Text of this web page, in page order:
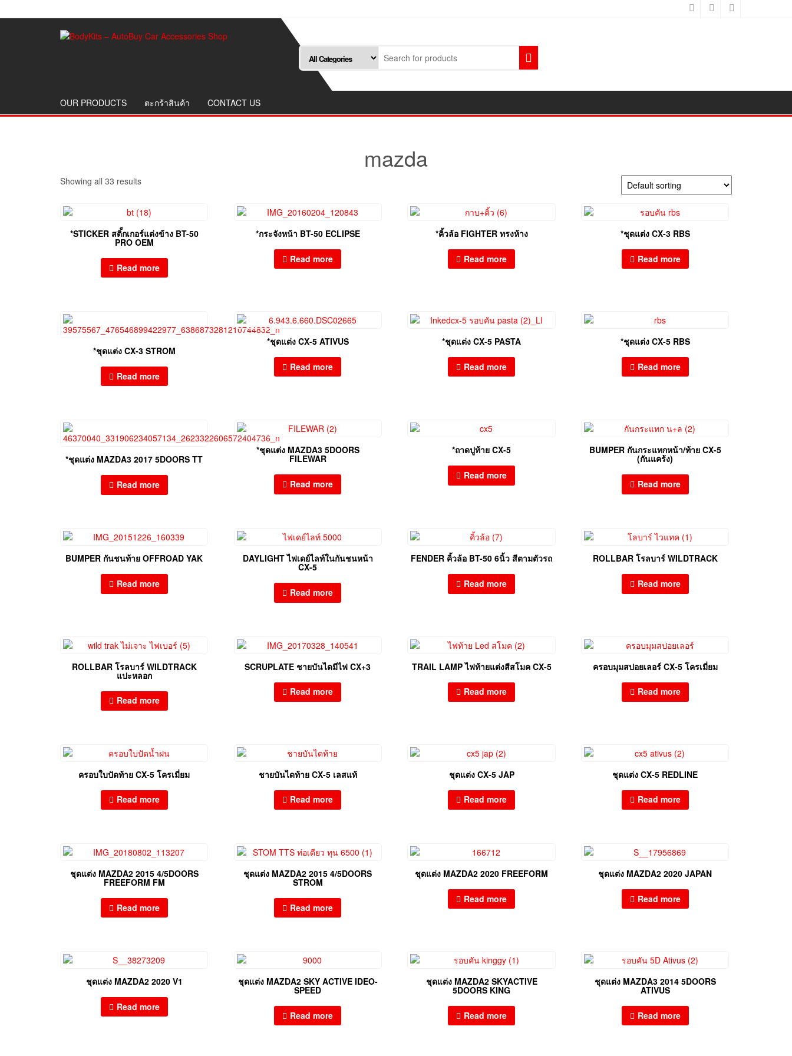
OUR PRODUCTS ตะกร้าสินค้า CONTACT US
mazda
Showing all 33 results
*STICKER สติ็กเกอร์แต่งข้าง BT-50
PRO OEM
Read more
*กระจังหน้า BT-50 ECLIPSE
Read more
*คิ้วล้อ FIGHTER ทรงห้าง
Read more
*ชุดแต่ง CX-3 RBS
Read more
*ชุดแต่ง CX-3 STROM
Read more
*ชุดแต่ง CX-5 ATIVUS
Read more
*ชุดแต่ง CX-5 PASTA
Read more
*ชุดแต่ง CX-5 RBS
Read more
*ชุดแต่ง MAZDA3 2017 5DOORS TT
Read more
*ชุดแต่ง MAZDA3 5DOORS
FILEWAR
Read more
*ถาดปูท้าย CX-5
Read more
BUMPER กันกระแทกหน้า/ท้าย CX-5
(กันแคร้ง)
Read more
BUMPER กันชนท้าย OFFROAD YAK
Read more
DAYLIGHT ไฟเดย์ไลท์ในกันชนหน้า
CX-5
Read more
FENDER คิ้วล้อ BT-50 6นิ้ว สีตามตัวรถ
Read more
ROLLBAR โรลบาร์ WILDTRACK
Read more
ROLLBAR โรลบาร์ WILDTRACK
แปะหลอก
Read more
SCRUPLATE ชายบันไดมีไฟ CX+3
Read more
TRAIL LAMP ไฟท้ายแต่งสีสโมค CX-5
Read more
ครอบมุมสปอยเลอร์ CX-5 โครเมี่ยม
Read more
ครอบใบปัดท้าย CX-5 โครเมี่ยม
Read more
ชายบันไดท้าย CX-5 เลสแท้
Read more
ชุดแต่ง CX-5 JAP
Read more
ชุดแต่ง CX-5 REDLINE
Read more
ชุดแต่ง MAZDA2 2015 4/5DOORS
FREEFORM FM
Read more
ชุดแต่ง MAZDA2 2015 4/5DOORS
STROM
Read more
ชุดแต่ง MAZDA2 2020 FREEFORM
Read more
ชุดแต่ง MAZDA2 2020 JAPAN
Read more
ชุดแต่ง MAZDA2 2020 V1
Read more
ชุดแต่ง MAZDA2 SKY ACTIVE IDEO-
SPEED
Read more
ชุดแต่ง MAZDA2 SKYACTIVE
5DOORS KING
Read more
ชุดแต่ง MAZDA3 2014 5DOORS
ATIVUS
Read more